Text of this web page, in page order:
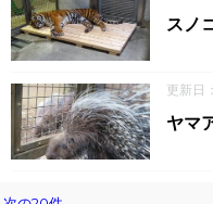
スノ
更新日
ヤマ